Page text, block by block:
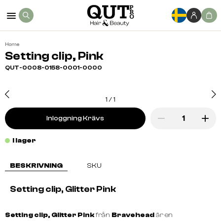
Home
Setting clip, Pink
QUT-0008-0158-0001-0000
1 /1
Inloggning Krävs
I lager
BESKRIVNING SKU
Setting clip, Glitter Pink
Setting clip, Glitter Pinkfrån Braveheadär en